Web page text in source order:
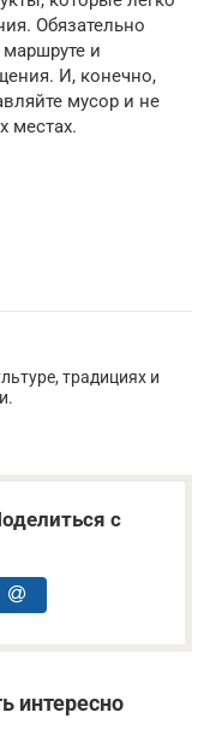
Обязательно
и
И, конечно,
мусор и не
местах.
традициях и
с
интересно